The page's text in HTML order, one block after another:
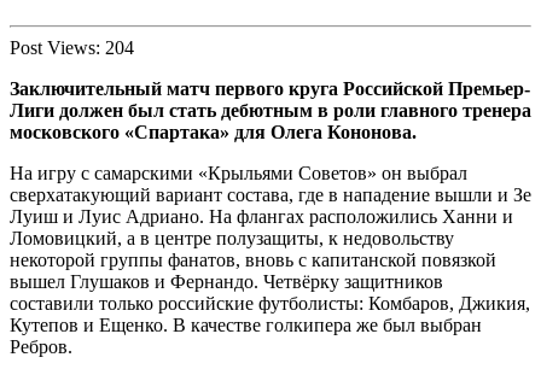
Post Views: 204
Заключительный матч первого круга Российской Премьер-
Лиги должен был стать дебютным в роли главного тренера
московского «Спартака» для Олега Кононова.
На игру с самарскими «Крыльями Советов» он выбрал
сверхатакующий вариант состава, где в нападение вышли и Зе
Луиш и Луис Адриано. На флангах расположились Ханни и
Ломовицкий, а в центре полузащиты, к недовольству
некоторой группы фанатов, вновь с капитанской повязкой
вышел Глушаков и Фернандо. Четвёрку защитников
составили только российские футболисты: Комбаров, Джикия,
Кутепов и Ещенко. В качестве голкипера же был выбран
Ребров.